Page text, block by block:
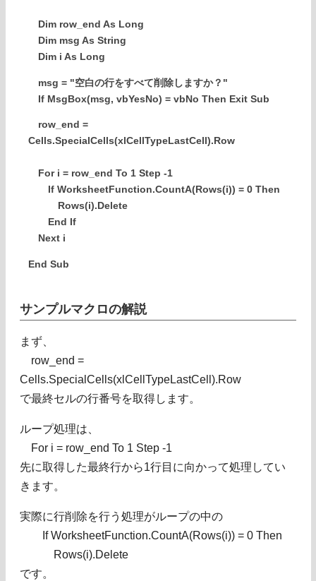
Dim row_end As Long
Dim msg As String
Dim i As Long
msg = "空白の行をすべて削除しますか？"
If MsgBox(msg, vbYesNo) = vbNo Then Exit Sub
row_end =
Cells.SpecialCells(xlCellTypeLastCell).Row
For i = row_end To 1 Step -1
If WorksheetFunction.CountA(Rows(i)) = 0 Then
Rows(i).Delete
End If
Next i
End Sub
サンプルマクロの解説
まず、
row_end =
Cells.SpecialCells(xlCellTypeLastCell).Row
で最終セルの行番号を取得します。
ループ処理は、
For i = row_end To 1 Step -1
先に取得した最終行から1行目に向かって処理してい
きます。
実際に行削除を行う処理がループの中の
If WorksheetFunction.CountA(Rows(i)) = 0 Then
Rows(i).Delete
です。